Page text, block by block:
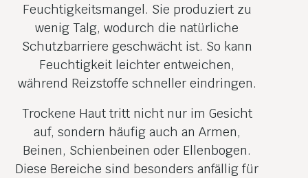
Feuchtigkeitsmangel. Sie produziert zu
wenig Talg, wodurch die natürliche
Schutzbarriere geschwächt ist. So kann
Feuchtigkeit leichter entweichen,
während Reizstoffe schneller eindringen.
Trockene Haut tritt nicht nur im Gesicht
auf, sondern häufig auch an Armen,
Beinen, Schienbeinen oder Ellenbogen.
Diese Bereiche sind besonders anfällig für